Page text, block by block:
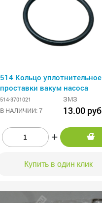
514 Кольцо уплотнительное
проставки вакум насоса
514-3701021
ЗМЗ
В НАЛИЧИИ: 7
13.00 руб
+
Купить в один клик